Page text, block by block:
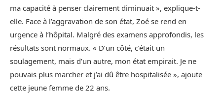
ma capacité à penser clairement diminuait », explique-t-
elle. Face à l’aggravation de son état, Zoé se rend en
urgence à l’hôpital. Malgré des examens approfondis, les
résultats sont normaux. « D’un côté, c’était un
soulagement, mais d’un autre, mon état empirait. Je ne
pouvais plus marcher et j’ai dû être hospitalisée », ajoute
cette jeune femme de 22 ans.